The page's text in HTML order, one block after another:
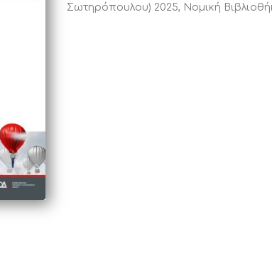
Σωτηρόπουλου) 2025, Νομική